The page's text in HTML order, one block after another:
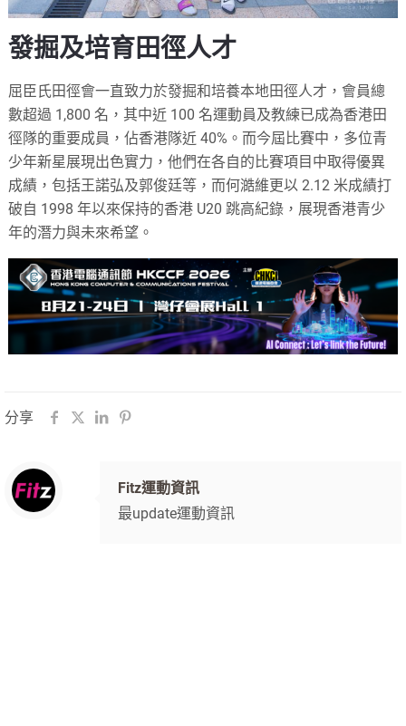
發掘及培育田徑人才
屈臣氏田徑會一直致力於發掘和培養本地田徑人才，會員總
數超過 1,800 名，其中近 100 名運動員及教練已成為香港田
徑隊的重要成員，佔香港隊近 40%。而今屆比賽中，多位青
少年新星展現出色實力，他們在各自的比賽項目中取得優異
成績，包括王諾弘及郭俊廷等，而何澔維更以 2.12 米成績打
破自 1998 年以來保持的香港 U20 跳高紀錄，展現香港青少
年的潛力與未來希望。
分享
Fitz運動資訊
最update運動資訊